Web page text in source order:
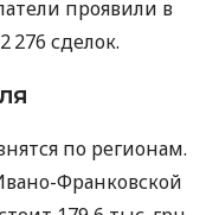
проявили в
276 сделок.
по регионам.
Франковской